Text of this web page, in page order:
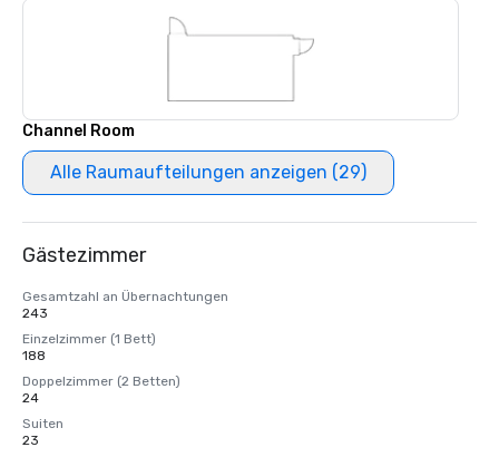
Channel Room
Alle Raumaufteilungen anzeigen (29)
Gästezimmer
Gesamtzahl an Übernachtungen
243
Einzelzimmer (1 Bett)
188
Doppelzimmer (2 Betten)
24
Suiten
23